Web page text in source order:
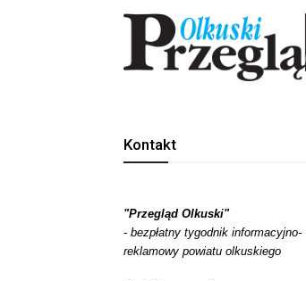
Przegląd
Olkuski
Kontakt
"Przegląd Olkuski"
- bezpłatny tygodnik informacyjno-
reklamowy powiatu olkuskiego